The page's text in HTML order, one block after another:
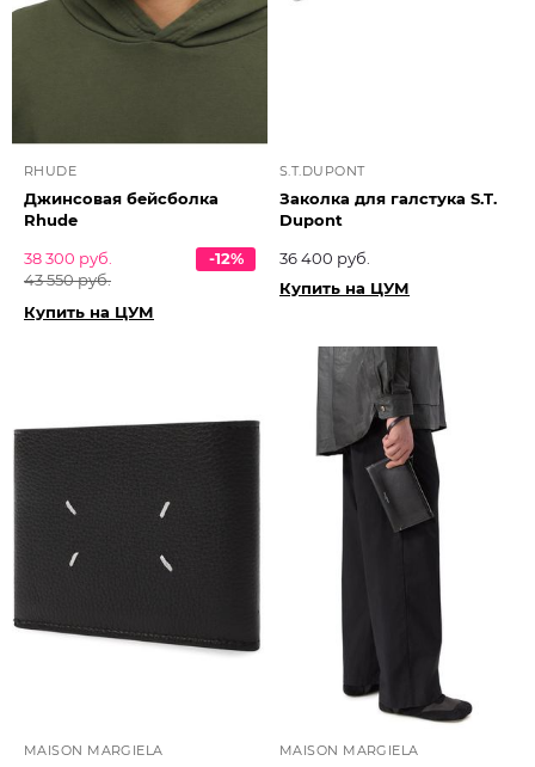
RHUDE
Джинсовая бейсболка
Rhude
38 300 руб.
43 550 руб.
-12%
Купить на ЦУМ
S.T.DUPONT
Заколка для галстука S.T.
Dupont
36 400 руб.
Купить на ЦУМ
MAISON MARGIELA MAISON MARGIELA